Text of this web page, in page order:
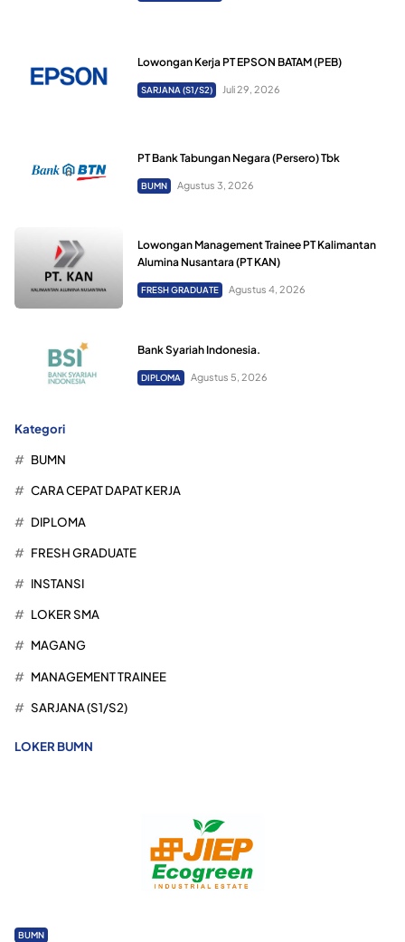
Lowongan Kerja PT EPSON BATAM (PEB)
SARJANA (S1/S2) Juli 29, 2026
PT Bank Tabungan Negara (Persero) Tbk
BUMN Agustus 3, 2026
Lowongan Management Trainee PT Kalimantan
Alumina Nusantara (PT KAN)
FRESH GRADUATE Agustus 4, 2026
Bank Syariah Indonesia.
DIPLOMA Agustus 5, 2026
Kategori
BUMN
CARA CEPAT DAPAT KERJA
DIPLOMA
FRESH GRADUATE
INSTANSI
LOKER SMA
MAGANG
MANAGEMENT TRAINEE
SARJANA (S1/S2)
LOKER BUMN
BUMN